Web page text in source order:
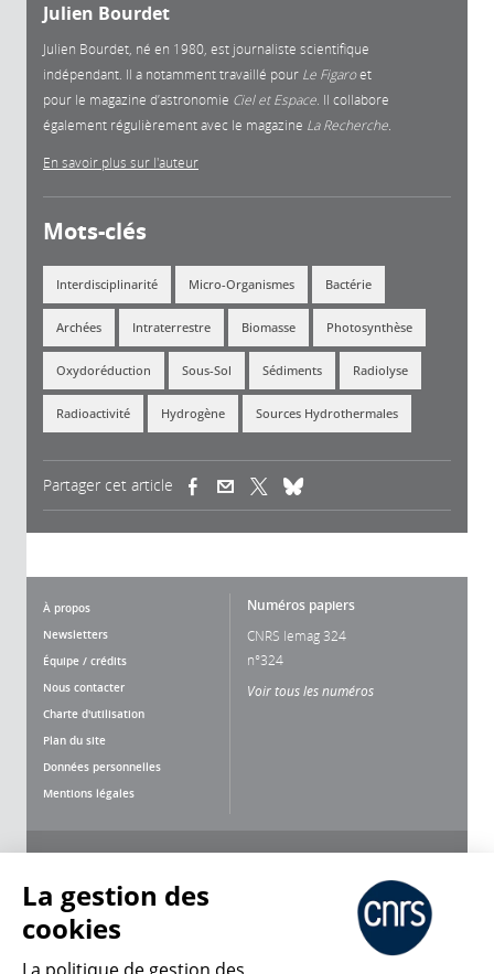
Julien Bourdet
Julien Bourdet, né en 1980, est journaliste scientifique
indépendant. Il a notamment travaillé pour Le Figaroet
pour le magazine d’astronomie Ciel et Espace. Il collabore
également régulièrement avec le magazine La Recherche.
En savoir plus sur l'auteur
Mots-clés
Interdisciplinarité Micro-Organismes Bactérie
Archées Intraterrestre Biomasse Photosynthèse
Oxydoréduction Sous-Sol Sédiments Radiolyse
Radioactivité Hydrogène Sources Hydrothermales
Partager cet article (link is external)(link is external)
À propos
Newsletters
Équipe / crédits
Nous contacter
Charte d'utilisation
Plan du site
Données personnelles
Mentions légales
Numéros papiers
CNRS lemag 324
n°324
Voir tous les numéros
La gestion des
cookies